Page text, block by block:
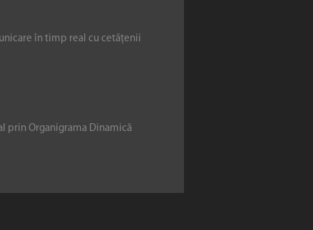
în timp real cu cetățenii
prin Organigrama Dinamică